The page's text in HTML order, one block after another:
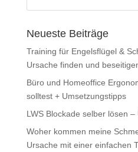
Neueste Beiträge
Training für Engelsflügel &
Ursache finden und
Büro und Homeoffice
solltest + Umsetzungstipps
LWS Blockade selber lösen
Woher kommen meine
Ursache mit einer einfachen